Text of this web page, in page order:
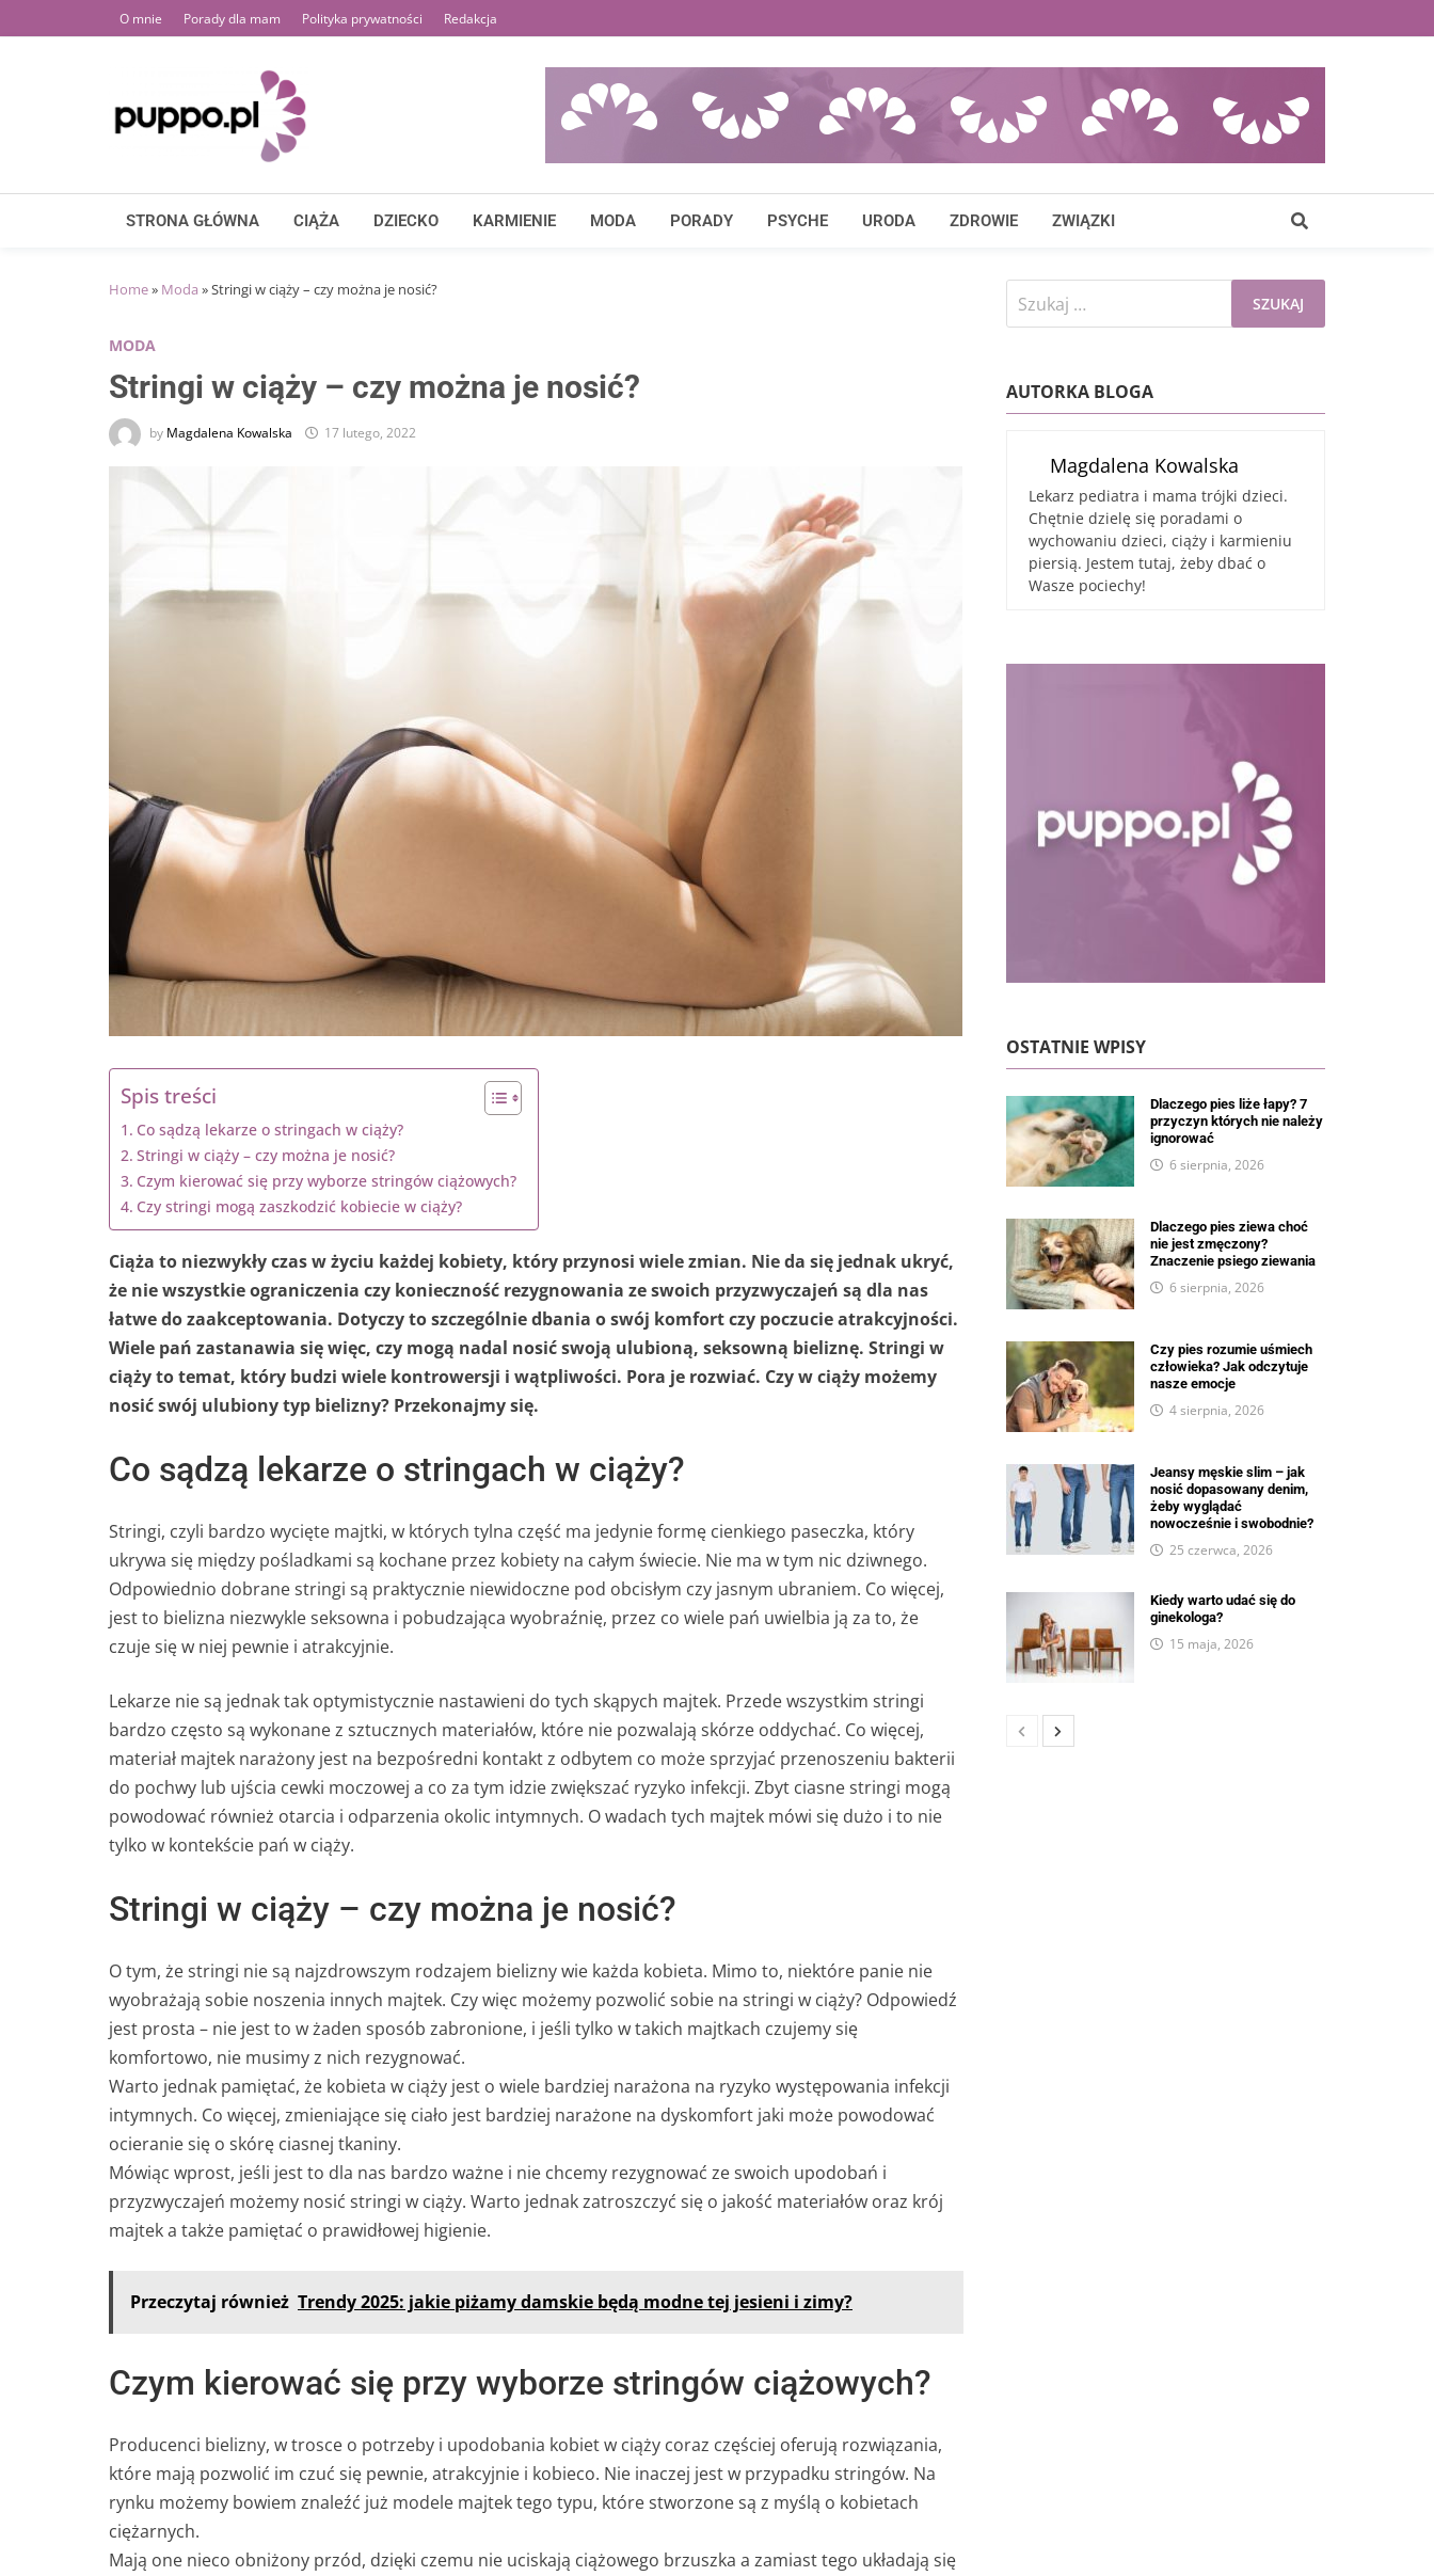
to
O mnie Porady dla mam Polityka prywatności Redakcja
STRONA GŁÓWNA CIĄŻA DZIECKO KARMIENIE MODA PORADY PSYCHE URODA ZDROWIE ZWIĄZKI
Home» Moda »Stringi w ciąży – czy można je nosić?
MODA
Stringi w ciąży – czy można je nosić?
by Magdalena Kowalska 17 lutego, 2022
Spis treści
Co sądzą lekarze o stringach w ciąży?
Stringi w ciąży – czy można je nosić?
Czym kierować się przy wyborze stringów ciążowych?
Czy stringi mogą zaszkodzić kobiecie w ciąży?
Ciąża to niezwykły czas w życiu każdej kobiety, który przynosi wiele zmian. Nie da się jednak ukryć,
że nie wszystkie ograniczenia czy konieczność rezygnowania ze swoich przyzwyczajeń są dla nas
łatwe do zaakceptowania. Dotyczy to szczególnie dbania o swój komfort czy poczucie atrakcyjności.
Wiele pań zastanawia się więc, czy mogą nadal nosić swoją ulubioną, seksowną bieliznę. Stringi w
ciąży to temat, który budzi wiele kontrowersji i wątpliwości. Pora je rozwiać. Czy w ciąży możemy
nosić swój ulubiony typ bielizny? Przekonajmy się.
Co sądzą lekarze o stringach w ciąży?
Stringi, czyli bardzo wycięte majtki, w których tylna część ma jedynie formę cienkiego paseczka, który
ukrywa się między pośladkami są kochane przez kobiety na całym świecie. Nie ma w tym nic dziwnego.
Odpowiednio dobrane stringi są praktycznie niewidoczne pod obcisłym czy jasnym ubraniem. Co więcej,
jest to bielizna niezwykle seksowna i pobudzająca wyobraźnię, przez co wiele pań uwielbia ją za to, że
czuje się w niej pewnie i atrakcyjnie.
Lekarze nie są jednak tak optymistycznie nastawieni do tych skąpych majtek. Przede wszystkim stringi
bardzo często są wykonane z sztucznych materiałów, które nie pozwalają skórze oddychać. Co więcej,
materiał majtek narażony jest na bezpośredni kontakt z odbytem co może sprzyjać przenoszeniu bakterii
do pochwy lub ujścia cewki moczowej a co za tym idzie zwiększać ryzyko infekcji. Zbyt ciasne stringi mogą
powodować również otarcia i odparzenia okolic intymnych. O wadach tych majtek mówi się dużo i to nie
tylko w kontekście pań w ciąży.
Stringi w ciąży – czy można je nosić?
O tym, że stringi nie są najzdrowszym rodzajem bielizny wie każda kobieta. Mimo to, niektóre panie nie
wyobrażają sobie noszenia innych majtek. Czy więc możemy pozwolić sobie na stringi w ciąży? Odpowiedź
jest prosta – nie jest to w żaden sposób zabronione, i jeśli tylko w takich majtkach czujemy się
komfortowo, nie musimy z nich rezygnować.
Warto jednak pamiętać, że kobieta w ciąży jest o wiele bardziej narażona na ryzyko występowania infekcji
intymnych. Co więcej, zmieniające się ciało jest bardziej narażone na dyskomfort jaki może powodować
ocieranie się o skórę ciasnej tkaniny.
Mówiąc wprost, jeśli jest to dla nas bardzo ważne i nie chcemy rezygnować ze swoich upodobań i
przyzwyczajeń możemy nosić stringi w ciąży. Warto jednak zatroszczyć się o jakość materiałów oraz krój
majtek a także pamiętać o prawidłowej higienie.
Przeczytaj również Trendy 2025: jakie piżamy damskie będą modne tej jesieni i zimy?
Czym kierować się przy wyborze stringów ciążowych?
Producenci bielizny, w trosce o potrzeby i upodobania kobiet w ciąży coraz częściej oferują rozwiązania,
które mają pozwolić im czuć się pewnie, atrakcyjnie i kobieco. Nie inaczej jest w przypadku stringów. Na
rynku możemy bowiem znaleźć już modele majtek tego typu, które stworzone są z myślą o kobietach
ciężarnych.
Mają one nieco obniżony przód, dzięki czemu nie uciskają ciążowego brzuszka a zamiast tego układają się
Szukaj:
AUTORKA BLOGA
Magdalena Kowalska
Lekarz pediatra i mama trójki dzieci.
Chętnie dzielę się poradami o
wychowaniu dzieci, ciąży i karmieniu
piersią. Jestem tutaj, żeby dbać o
Wasze pociechy!
OSTATNIE WPISY
Dlaczego pies liże łapy? 7
przyczyn których nie należy
ignorować
6 sierpnia, 2026
Dlaczego pies ziewa choć
nie jest zmęczony?
Znaczenie psiego ziewania
6 sierpnia, 2026
Czy pies rozumie uśmiech
człowieka? Jak odczytuje
nasze emocje
4 sierpnia, 2026
Jeansy męskie slim – jak
nosić dopasowany denim,
żeby wyglądać
nowocześnie i swobodnie?
25 czerwca, 2026
Kiedy warto udać się do
ginekologa?
15 maja, 2026